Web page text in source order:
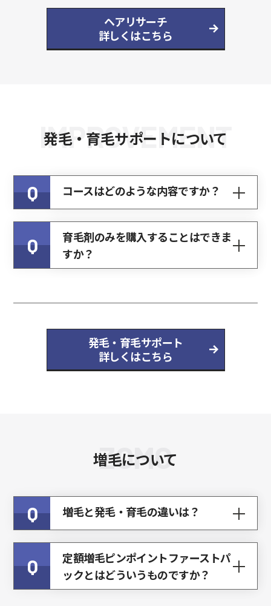
ヘアリサーチ
詳しくはこちら
IMPROVEMENT
発毛・育毛サポートについて
Q コースはどのような内容ですか？
Q
育毛剤のみを購入することはできま
すか？
発毛・育毛サポート
詳しくはこちら
ZOMO
増毛について
Q 増毛と発毛・育毛の違いは？
Q
定額増毛ピンポイントファーストパ
ックとはどういうものですか？